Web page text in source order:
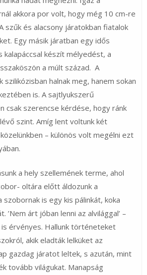
akkora por volt, hogy még 10 cm-re
szűk és alacsony járatokban fiatalok
Egy másik járatban egy idős
kalapáccsal készít mélyedést, a
a múlt század. A
szilikózisban halnak meg, hanem sokan
is. A sajtlyukszerű
csak szerencse kérdése, hogy ránk
szint. Amíg lent voltunk két
– különös volt megélni ezt
a hely szellemének terme, ahol
oltára előtt áldozunk a
szobornak is egy kis pálinkát, koka
’Nem árt jóban lenni az alvilággal’ –
érvényes. Hallunk történeteket
akik eladták lelküket az
gazdag járatot leltek, s azután, mint
tovább világukat. Manapság